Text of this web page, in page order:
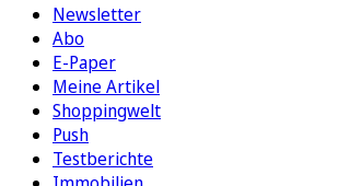
Newsletter
Abo
E-Paper
Meine Artikel
Shoppingwelt
Push
Testberichte